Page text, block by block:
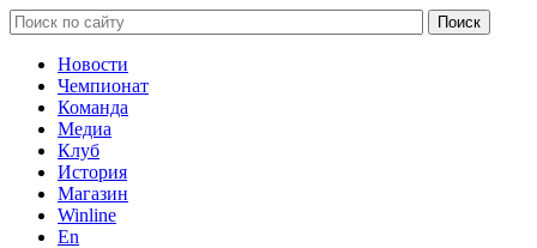
Новости
Чемпионат
Команда
Медиа
Клуб
История
Магазин
Winline
En